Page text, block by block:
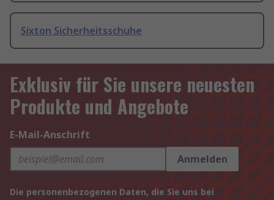
Sixton Sicherheitsschuhe
Exklusiv für Sie unsere neuesten
Produkte und Angebote
E-Mail-Anschrift
Anmelden
Die personenbezogenen Daten, die Sie uns bei